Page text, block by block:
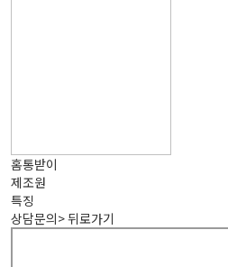
홈통받이
제조원
특징
상담문의>뒤로가기